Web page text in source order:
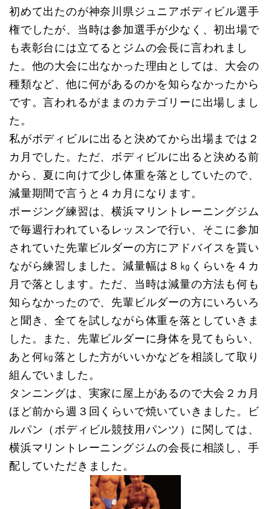
初めて出たのが神奈川県ジュニアボディビル選手
権でしたが、当時は参加選手が少なく、初出場で
も表彰台には立てるとジムの会長に言われまし
た。他の大会に出なかった理由としては、大会の
種類など、他に何があるのかを知らなかったから
です。言われるがままのカテゴリーに出場しまし
た。
私がボディビルに出ると決めてから出場までは２
カ月でした。ただ、ボディビルに出ると決める前
から、夏に向けて少し体重を落としていたので、
減量期間で言うと４カ月になります。
ポージング練習は、横浜マリントレーニングジム
で毎週行われているレッスンで行い、そこに参加
されていた先輩ビルダーの方にアドバイスを貰い
ながら練習しました。減量幅は８㎏くらいを４カ
月で落とします。ただ、当時は減量の方法も何も
知らなかったので、先輩ビルダーの方にいろいろ
と聞き、全てを試しながら体重を落としていきま
した。また、先輩ビルダーに身体を見てもらい、
あと何㎏落とした方がいいかなどを相談して取り
組んでいました。
タンニングは、実家に屋上があるので大会２カ月
ほど前から週３回くらいで焼いていきました。ビ
ルパン（ボディビル競技用パンツ）に関しては、
横浜マリントレーニングジムの会長に相談し、手
配していただきました。